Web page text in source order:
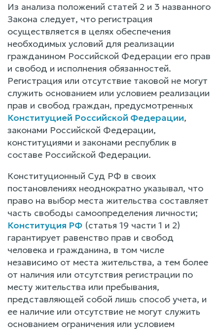
Из анализа положений статей 2 и 3 названного
Закона следует, что регистрация
осуществляется в целях обеспечения
необходимых условий для реализации
гражданином Российской Федерации его прав
и свобод и исполнения обязанностей.
Регистрация или отсутствие таковой не могут
служить основанием или условием реализации
прав и свобод граждан, предусмотренных
Конституцией Российской Федерации,
законами Российской Федерации,
конституциями и законами республик в
составе Российской Федерации.
Конституционный Суд РФ в своих
постановлениях неоднократно указывал, что
право на выбор места жительства составляет
часть свободы самоопределения личности;
Конституция РФ (статья 19 части 1 и 2)
гарантирует равенство прав и свобод
человека и гражданина, в том числе
независимо от места жительства, а тем более
от наличия или отсутствия регистрации по
месту жительства или пребывания,
представляющей собой лишь способ учета, и
ее наличие или отсутствие не могут служить
основанием ограничения или условием